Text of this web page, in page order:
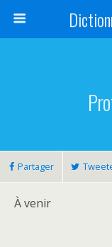
Partager
À venir